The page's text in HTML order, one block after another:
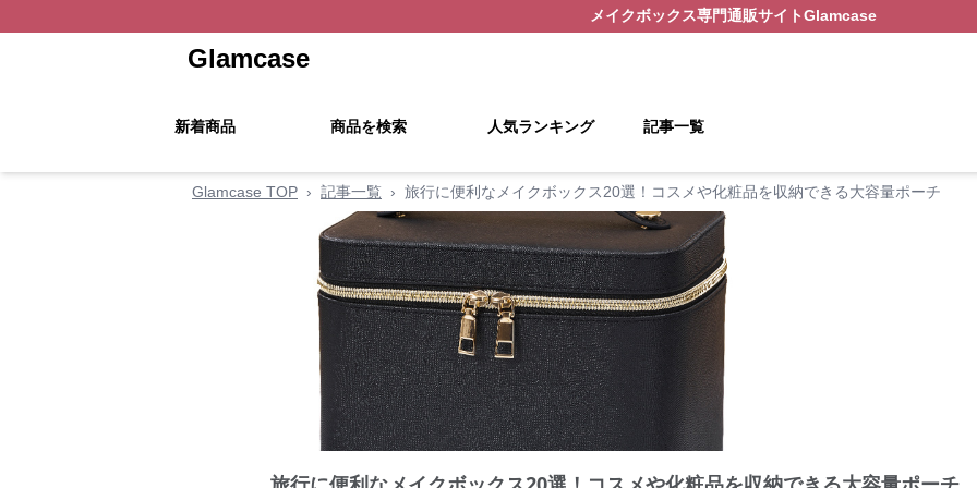
メイクボックス専門通販サイトGlamcase
Glamcase
新着商品 商品を検索 人気ランキング 記事一覧
Glamcase TOP › 記事一覧 › 旅行に便利なメイクボックス20選！コスメや化粧品を収納できる大容量ポーチ